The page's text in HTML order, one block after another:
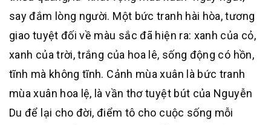
say đắm lòng người. Một bức tranh hài hòa, tương
giao tuyệt đối về màu sắc đã hiện ra: xanh của cỏ,
xanh của trời, trắng của hoa lê, sống động có hồn,
tĩnh mà không tĩnh. Cảnh mùa xuân là bức tranh
mùa xuân hoa lệ, là vần thơ tuyệt bút của Nguyễn
Du để lại cho đời, điểm tô cho cuộc sống mỗi